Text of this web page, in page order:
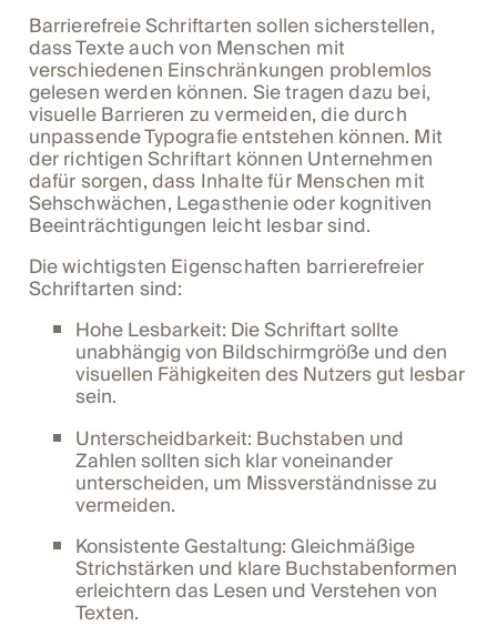
Barrierefreie Schriftarten sollen sicherstellen,
dass Texte auch von Menschen mit
verschiedenen Einschränkungen problemlos
gelesen werden können. Sie tragen dazu bei,
visuelle Barrieren zu vermeiden, die durch
unpassende Typografie entstehen können. Mit
der richtigen Schriftart können Unternehmen
dafür sorgen, dass Inhalte für Menschen mit
Sehschwächen, Legasthenie oder kognitiven
Beeinträchtigungen leicht lesbar sind.
Die wichtigsten Eigenschaften barrierefreier
Schriftarten sind:
Hohe Lesbarkeit: Die Schriftart sollte
unabhängig von Bildschirmgröße und den
visuellen Fähigkeiten des Nutzers gut lesbar
sein.
Unterscheidbarkeit: Buchstaben und
Zahlen sollten sich klar voneinander
unterscheiden, um Missverständnisse zu
vermeiden.
Konsistente Gestaltung: Gleichmäßige
Strichstärken und klare Buchstabenformen
erleichtern das Lesen und Verstehen von
Texten.